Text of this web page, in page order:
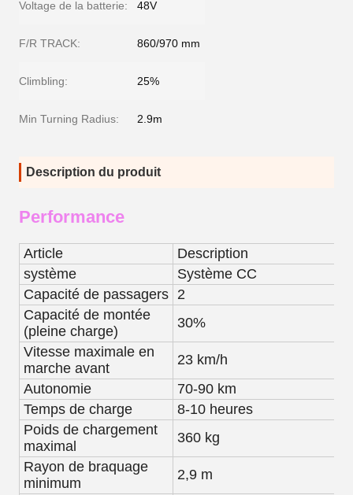
Voltage de la batterie: 48V
F/R TRACK: 860/970 mm
Climbling: 25%
Min Turning Radius: 2.9m
Description du produit
Performance
Article
Description
système
Système CC
Capacité de passagers 2
Capacité de montée
(pleine charge)
30%
Vitesse maximale en
marche avant
23 km/h
Autonomie
70-90 km
Temps de charge
8-10 heures
Poids de chargement
maximal
360 kg
Rayon de braquage
minimum
2,9 m